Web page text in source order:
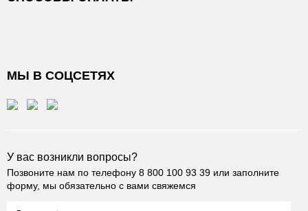
МЫ В СОЦСЕТЯХ
У вас возникли вопросы?
Позвоните нам по телефону 8 800 100 93 39 или заполните
форму, мы обязательно с вами свяжемся